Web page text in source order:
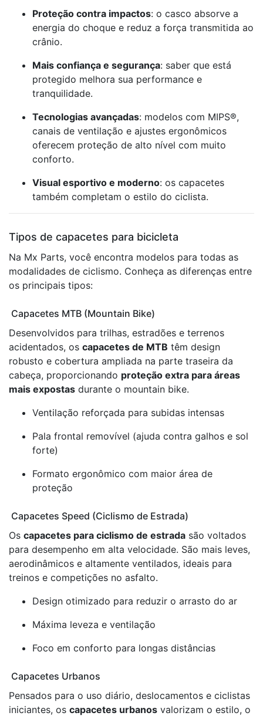
Proteção contra impactos: o casco absorve a
energia do choque e reduz a força transmitida ao
crânio.
Mais confiança e segurança: saber que está
protegido melhora sua performance e
tranquilidade.
Tecnologias avançadas: modelos com MIPS®,
canais de ventilação e ajustes ergonômicos
oferecem proteção de alto nível com muito
conforto.
Visual esportivo e moderno: os capacetes
também completam o estilo do ciclista.
Tipos de capacetes para bicicleta
Na Mx Parts, você encontra modelos para todas as
modalidades de ciclismo. Conheça as diferenças entre
os principais tipos:
Capacetes MTB (Mountain Bike)
Desenvolvidos para trilhas, estradões e terrenos
acidentados, os capacetes de MTB têm design
robusto e cobertura ampliada na parte traseira da
cabeça, proporcionando proteção extra para áreas
mais expostas durante o mountain bike.
Ventilação reforçada para subidas intensas
Pala frontal removível (ajuda contra galhos e sol
forte)
Formato ergonômico com maior área de
proteção
Capacetes Speed (Ciclismo de Estrada)
Os capacetes para ciclismo de estrada são voltados
para desempenho em alta velocidade. São mais leves,
aerodinâmicos e altamente ventilados, ideais para
treinos e competições no asfalto.
Design otimizado para reduzir o arrasto do ar
Máxima leveza e ventilação
Foco em conforto para longas distâncias
Capacetes Urbanos
Pensados para o uso diário, deslocamentos e ciclistas
iniciantes, os capacetes urbanos valorizam o estilo, o